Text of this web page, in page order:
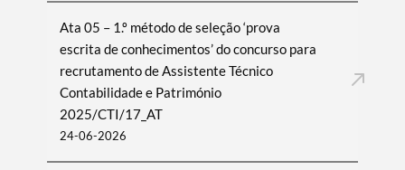
Ata 05 – 1.º método de seleção ‘prova
escrita de conhecimentos’ do concurso para
recrutamento de Assistente Técnico
Contabilidade e Património
2025/CTI/17_AT
24-06-2026